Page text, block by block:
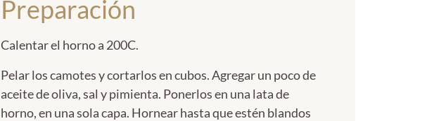
Preparación
Calentar el horno a 200C.
Pelar los camotes y cortarlos en cubos. Agregar un poco de
aceite de oliva, sal y pimienta. Ponerlos en una lata de
horno, en una sola capa. Hornear hasta que estén blandos